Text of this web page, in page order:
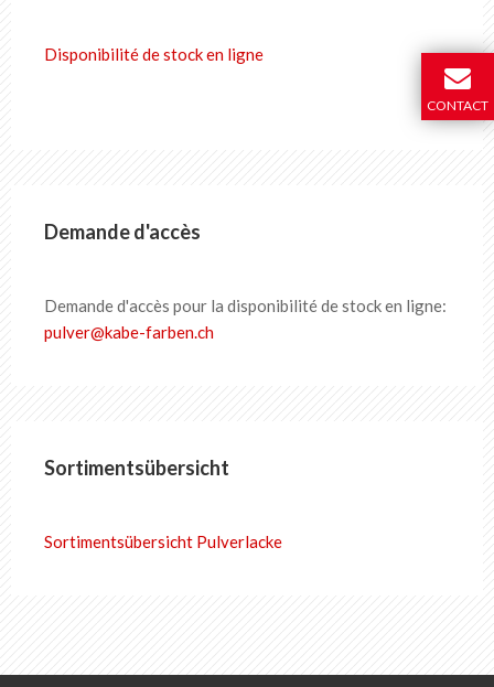
Disponibilité de stock en ligne
Demande d'accès
Demande d'accès pour la disponibilité de stock en ligne:
pulver@kabe-farben.ch
Sortimentsübersicht
Sortimentsübersicht Pulverlacke
CONTACT